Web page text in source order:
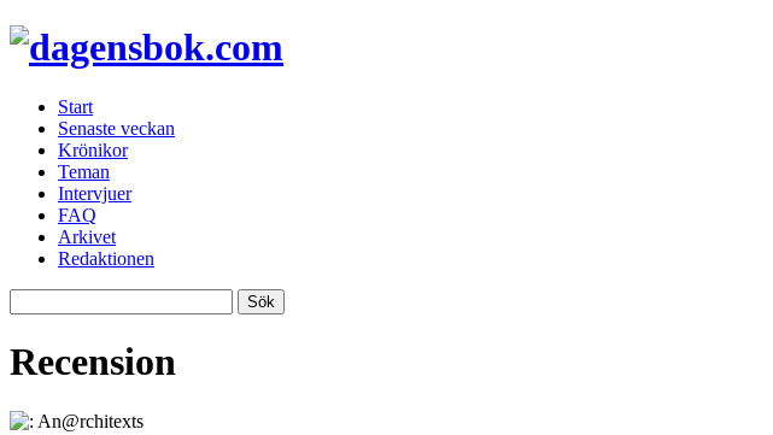
Start
Senaste veckan
Krönikor
Teman
Intervjuer
FAQ
Arkivet
Redaktionen
Recension